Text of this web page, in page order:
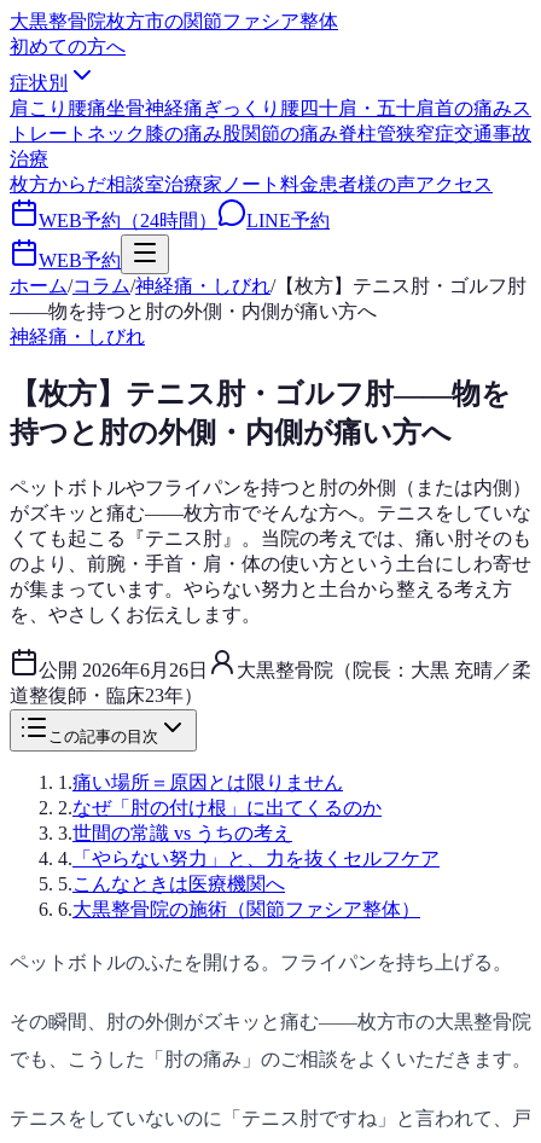
大黒整骨院枚方市の関節ファシア整体
初めての方へ
症状別
肩こり 腰痛坐骨神経痛ぎっくり腰四十肩・五十肩首の痛みス
トレートネック膝の痛み股関節の痛み脊柱管狭窄症交通事故
治療
枚方からだ相談室治療家ノート 料金患者様の声アクセス
WEB予約（24時間）
LINE予約
WEB予約
ホーム/コラム/神経痛・しびれ/【枚方】テニス肘・ゴルフ肘
——物を持つと肘の外側・内側が痛い方へ
神経痛・しびれ
【枚方】テニス肘・ゴルフ肘——物を
持つと肘の外側・内側が痛い方へ
ペットボトルやフライパンを持つと肘の外側（または内側）
がズキッと痛む——枚方市でそんな方へ。テニスをしていな
くても起こる『テニス肘』。当院の考えでは、痛い肘そのも
のより、前腕・手首・肩・体の使い方という土台にしわ寄せ
が集まっています。やらない努力と土台から整える考え方
を、やさしくお伝えします。
公開 2026年6月26日
大黒整骨院（院長：大黒 充晴／柔
道整復師・臨床23年）
この記事の目次
1 .痛い場所＝原因とは限りません
2.なぜ「肘の付け根」に出てくるのか
3.世間の常識 vs うちの考え
4. 「やらない努力」と、力を抜くセルフケア
5.こんなときは医療機関へ
6.大黒整骨院の施術（関節ファシア整体）
ペットボトルのふたを開ける。フライパンを持ち上げる。
その瞬間、肘の外側がズキッと痛む——枚方市の大黒整骨院
でも、こうした「肘の痛み」のご相談をよくいただきます。
テニスをしていないのに「テニス肘ですね」と言われて、戸